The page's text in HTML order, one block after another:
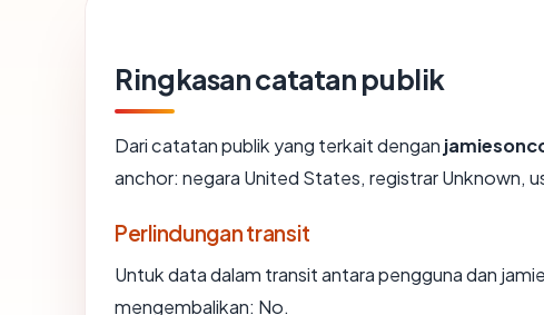
Ringkasan catatan publik
Dari catatan publik yang terkait dengan
anchor: negara United States, registrar Unknown,
Perlindungan transit
Untuk data dalam transit antara pengguna dan
mengembalikan: No.